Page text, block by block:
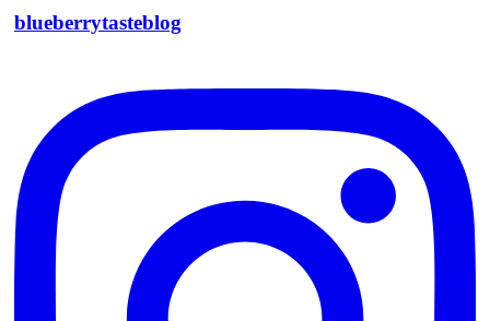
blueberrytasteblog